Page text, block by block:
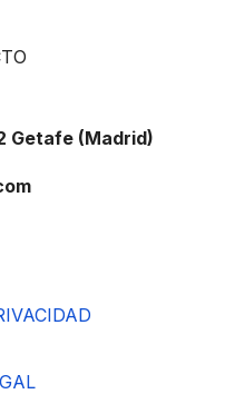
Getafe (Madrid)